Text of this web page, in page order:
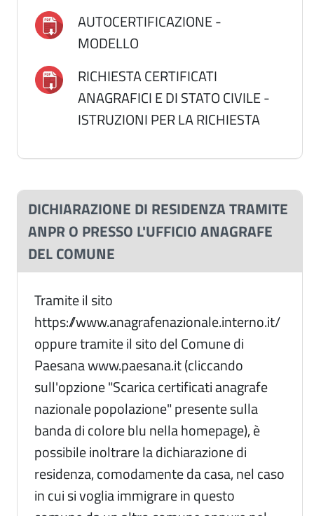
AUTOCERTIFICAZIONE -
MODELLO
RICHIESTA CERTIFICATI
ANAGRAFICI E DI STATO CIVILE -
ISTRUZIONI PER LA RICHIESTA
DICHIARAZIONE DI RESIDENZA TRAMITE
ANPR O PRESSO L'UFFICIO ANAGRAFE
DEL COMUNE
Tramite il sito
https://www.anagrafenazionale.interno.it/
oppure tramite il sito del Comune di
Paesana www.paesana.it (cliccando
sull'opzione "Scarica certificati anagrafe
nazionale popolazione" presente sulla
banda di colore blu nella homepage), è
possibile inoltrare la dichiarazione di
residenza, comodamente da casa, nel caso
in cui si voglia immigrare in questo